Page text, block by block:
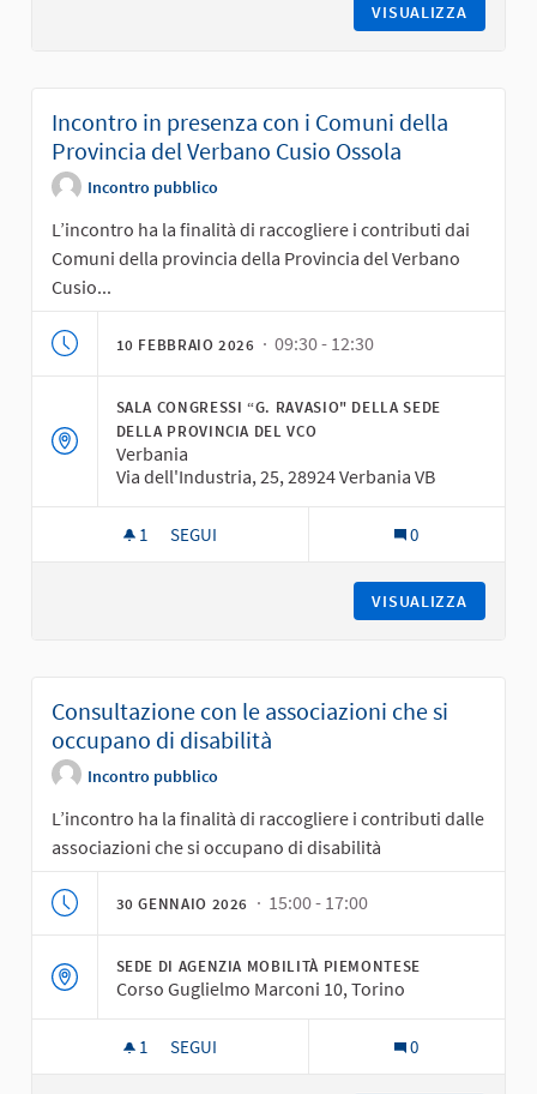
VISUALIZZA
Incontro in presenza con i Comuni della
Provincia del Verbano Cusio Ossola
Incontro pubblico
L’incontro ha la finalità di raccogliere i contributi dai
Comuni della provincia della Provincia del Verbano
Cusio...
10 FEBBRAIO 2026 · 09:30 - 12:30
SALA CONGRESSI “G. RAVASIO" DELLA SEDE
DELLA PROVINCIA DEL VCO
Verbania
Via dell'Industria, 25, 28924 Verbania VB
1 1 SOSTENITORI
SEGUI 0
VISUALIZZA
Consultazione con le associazioni che si
occupano di disabilità
Incontro pubblico
L’incontro ha la finalità di raccogliere i contributi dalle
associazioni che si occupano di disabilità
30 GENNAIO 2026 · 15:00 - 17:00
SEDE DI AGENZIA MOBILITÀ PIEMONTESE
Corso Guglielmo Marconi 10, Torino
1 1 SOSTENITORI
SEGUI 0